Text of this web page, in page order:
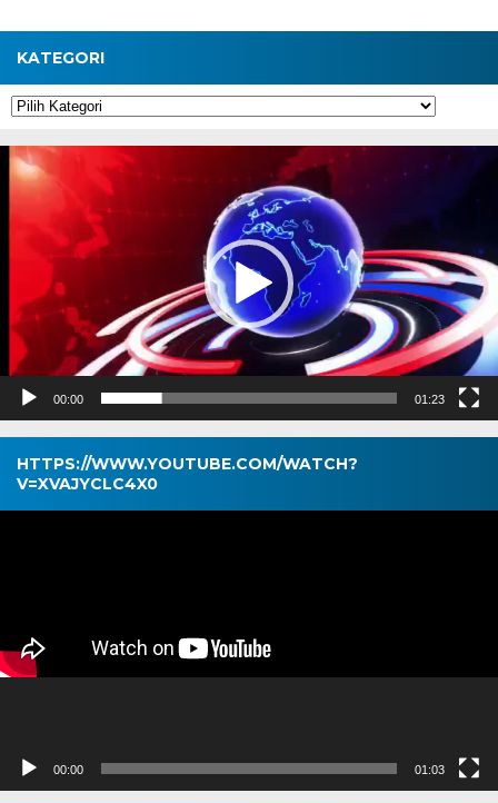
KATEGORI
Kategori
Pemutar
Video
00:00 01:23
HTTPS://WWW.YOUTUBE.COM/WATCH?
V=XVAJYCLC4X0
Pemutar
00:00 01:03